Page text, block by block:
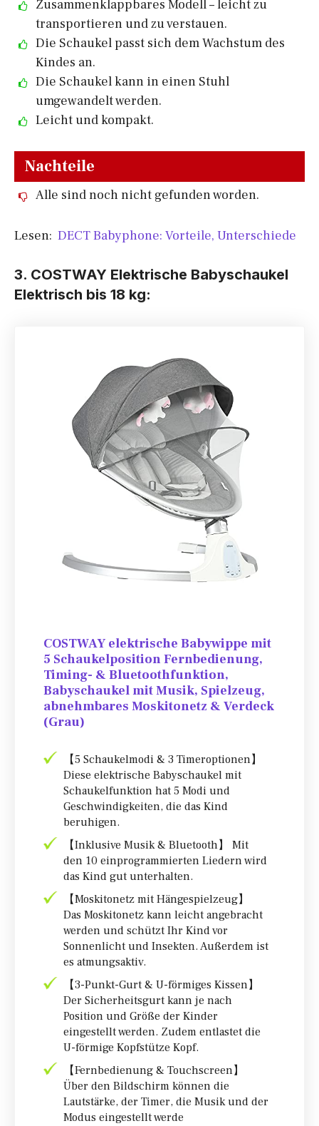
Zusammenklappbares Modell – leicht zu
transportieren und zu verstauen.
Die Schaukel passt sich dem Wachstum des
Kindes an.
Die Schaukel kann in einen Stuhl
umgewandelt werden.
Leicht und kompakt.
Nachteile
Alle sind noch nicht gefunden worden.
Lesen: DECT Babyphone: Vorteile, Unterschiede
3. COSTWAY Elektrische Babyschaukel
Elektrisch bis 18 kg:
COSTWAY elektrische Babywippe mit
5 Schaukelposition Fernbedienung,
Timing- & Bluetoothfunktion,
Babyschaukel mit Musik, Spielzeug,
abnehmbares Moskitonetz & Verdeck
(Grau)
【5 Schaukelmodi & 3 Timeroptionen】
Diese elektrische Babyschaukel mit
Schaukelfunktion hat 5 Modi und
Geschwindigkeiten, die das Kind
beruhigen.
【Inklusive Musik & Bluetooth】 Mit
den 10 einprogrammierten Liedern wird
das Kind gut unterhalten.
【Moskitonetz mit Hängespielzeug】
Das Moskitonetz kann leicht angebracht
werden und schützt Ihr Kind vor
Sonnenlicht und Insekten. Außerdem ist
es atmungsaktiv.
【3-Punkt-Gurt & U-förmiges Kissen】
Der Sicherheitsgurt kann je nach
Position und Größe der Kinder
eingestellt werden. Zudem entlastet die
U-förmige Kopfstütze Kopf.
【Fernbedienung & Touchscreen】
Über den Bildschirm können die
Lautstärke, der Timer, die Musik und der
Modus eingestellt werde